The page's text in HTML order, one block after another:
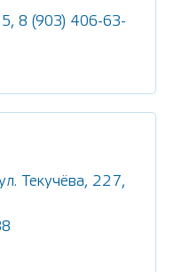
8 (903) 406-63-
Текучёва, 227,